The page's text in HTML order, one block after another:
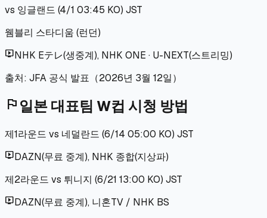
vs 잉글랜드 (4/1 03:45 KO) JST
웸블리 스타디움 (런던)
live_tvNHK Eテレ(생중계), NHK ONE · U-NEXT(스트리밍)
출처: JFA 공식 발표（2026년 3월 12일）
flag 일본 대표팀 W컵 시청 방법
제1라운드 vs 네덜란드 (6/14 05:00 KO) JST
live_tvDAZN(무료 중계), NHK 종합(지상파)
제2라운드 vs 튀니지 (6/21 13:00 KO) JST
live_tvDAZN(무료 중계), 니혼TV / NHK BS